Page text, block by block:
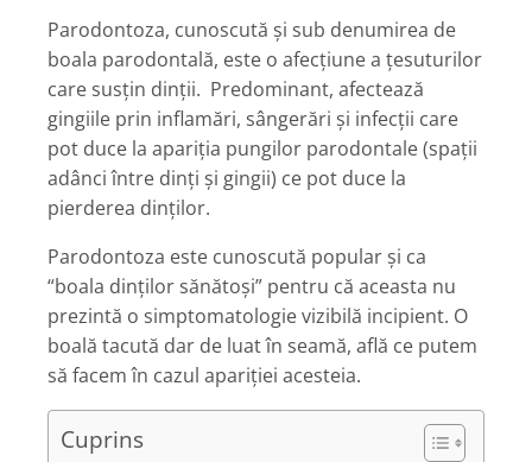
Parodontoza, cunoscută și sub denumirea de
boala parodontală, este o afecțiune a țesuturilor
care susțin dinții. Predominant, afectează
gingiile prin inflamări, sângerări și infecții care
pot duce la apariția pungilor parodontale (spații
adânci între dinți și gingii) ce pot duce la
pierderea dinților.
Parodontoza este cunoscută popular și ca
“boala dinților sănătoși” pentru că aceasta nu
prezintă o simptomatologie vizibilă incipient. O
boală tacută dar de luat în seamă, află ce putem
să facem în cazul apariției acesteia.
Cuprins